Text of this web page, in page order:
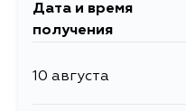
Дата и время
получения
10 августа